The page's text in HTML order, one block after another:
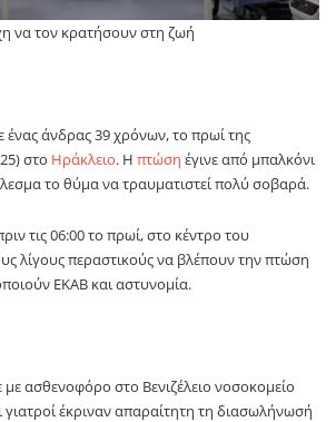
να τον κρατήσουν στη ζωή
ένας άνδρας 39 χρόνων, το πρωί της
στο Ηράκλειο. Η πτώση έγινε από μπαλκόνι
το θύμα να τραυματιστεί πολύ σοβαρά.
τις 06:00 το πρωί, στο κέντρο του
λίγους περαστικούς να βλέπουν την πτώση
ΕΚΑΒ και αστυνομία.
ασθενοφόρο στο Βενιζέλειο νοσοκομείο
έκριναν απαραίτητη τη διασωλήνωσή